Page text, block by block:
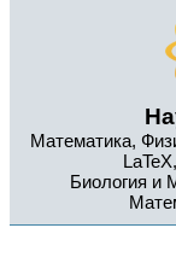
Математика,
Биология и